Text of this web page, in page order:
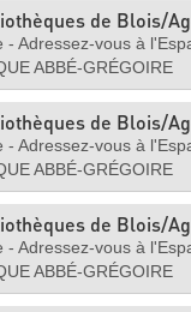
de Blois/
- Adressez-vous à
ABBÉ-GRÉGOIRE
de Blois/
- Adressez-vous à
ABBÉ-GRÉGOIRE
de Blois/
- Adressez-vous à
ABBÉ-GRÉGOIRE